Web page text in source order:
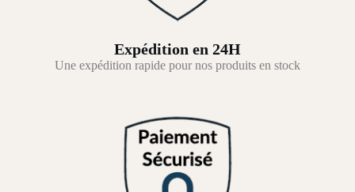
Expédition en 24H
Une expédition rapide pour nos produits en stock